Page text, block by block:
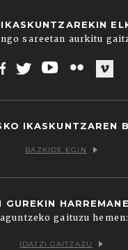
sareetan aurkitu
IKASKUNTZAREN
BAZKIDE EGIN
GUREKIN
gaituzu hemen:
IDATZI GAITZAZU